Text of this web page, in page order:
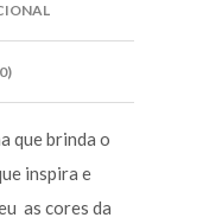
que brinda o
inspira e
as cores da